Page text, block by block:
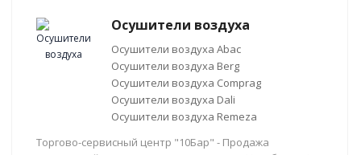
Осушители воздуха
Осушители воздуха Abac
Осушители воздуха Berg
Осушители воздуха Comprag
Осушители воздуха Dali
Осушители воздуха Remeza
Торгово-сервисный центр "10Бар" - Продажа